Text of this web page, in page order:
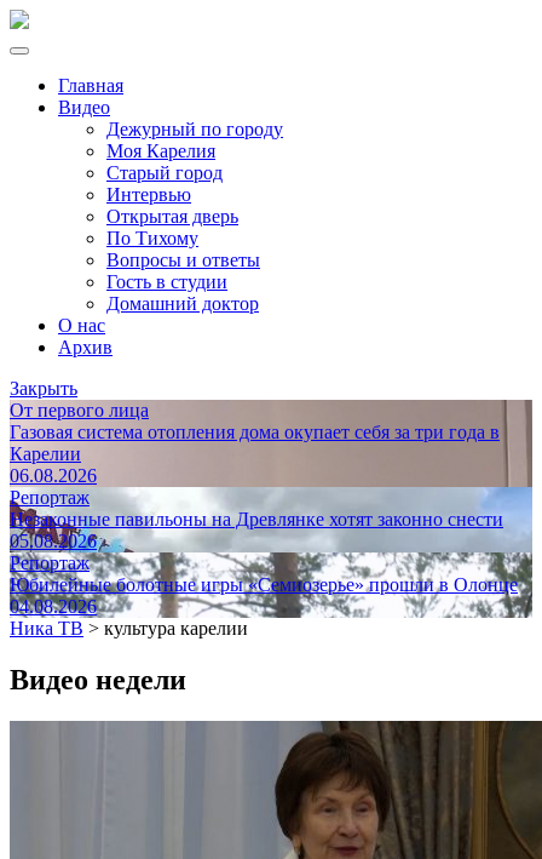
Главная
Видео
Дежурный по городу
Моя Карелия
Старый город
Интервью
Открытая дверь
По Тихому
Вопросы и ответы
Гость в студии
Домашний доктор
О нас
Архив
Закрыть
От первого лица
Газовая система отопления дома окупает себя за три года в
Карелии
06.08.2026
Репортаж
Незаконные павильоны на Древлянке хотят законно снести
05.08.2026
Репортаж
Юбилейные болотные игры «Семиозерье» прошли в Олонце
04.08.2026
Ника ТВ > культура карелии
Видео недели